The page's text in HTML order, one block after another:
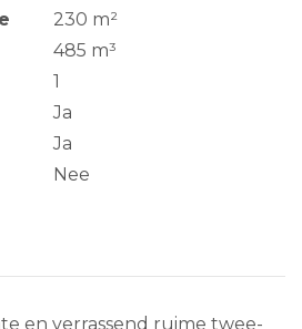
230 m²
485 m³
1
Ja
Ja
Nee
en verrassend ruime twee-